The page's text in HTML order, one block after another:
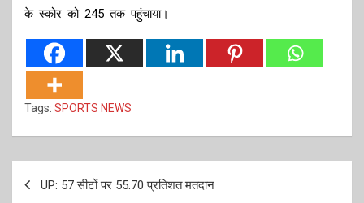
के स्कोर को 245 तक पहुंचाया।
Tags: SPORTS NEWS
UP: 57 सीटों पर 55.70 प्रतिशत मतदान